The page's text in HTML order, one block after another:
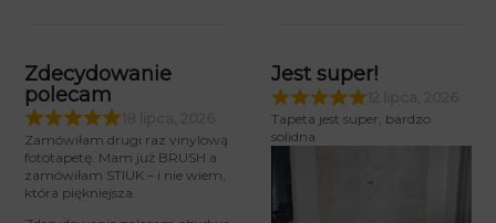
Zdecydowanie
polecam
18 lipca, 2026
Zamówiłam drugi raz vinylową
fototapetę. Mam już BRUSH a
zamówiłam STIUK – i nie wiem,
która piękniejsza.
Jest super!
Tapeta jest super, bardzo
solidna